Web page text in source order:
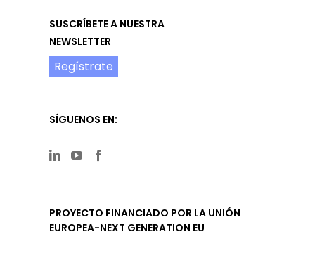
SUSCRÍBETE A NUESTRA
NEWSLETTER
Regístrate
SÍGUENOS EN:
PROYECTO FINANCIADO POR LA UNIÓN
EUROPEA-NEXT GENERATION EU